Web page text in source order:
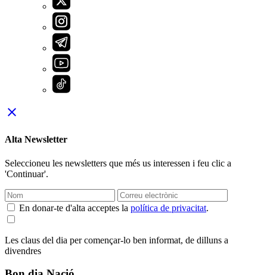
close
Alta Newsletter
Seleccioneu les newsletters que més us interessen i feu clic a
'Continuar'.
En donar-te d'alta acceptes la política de privacitat.
Les claus del dia per començar-lo ben informat, de dilluns a
divendres